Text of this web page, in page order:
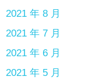
2021 年 8 月
2021 年 7 月
2021 年 6 月
2021 年 5 月